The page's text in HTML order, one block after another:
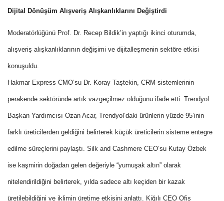
Dijital Dönüşüm Alışveriş Alışkanlıklarını Değiştirdi
Moderatörlüğünü Prof. Dr. Recep Bildik’in yaptığı ikinci oturumda,
alışveriş alışkanlıklarının değişimi ve dijitalleşmenin sektöre etkisi
konuşuldu.
Hakmar Express CMO’su Dr. Koray Taştekin, CRM sistemlerinin
perakende sektöründe artık vazgeçilmez olduğunu ifade etti. Trendyol
Başkan Yardımcısı Ozan Acar, Trendyol’daki ürünlerin yüzde 95’inin
farklı üreticilerden geldiğini belirterek küçük üreticilerin sisteme entegre
edilme süreçlerini paylaştı. Silk and Cashmere CEO’su Kutay Özbek
ise kaşmirin doğadan gelen değeriyle “yumuşak altın” olarak
nitelendirildiğini belirterek, yılda sadece altı keçiden bir kazak
üretilebildiğini ve iklimin üretime etkisini anlattı. Kiğılı CEO Ofis